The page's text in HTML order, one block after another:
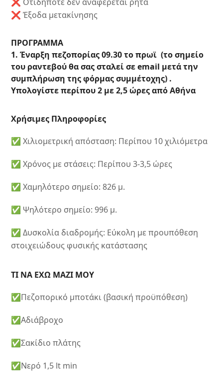
❌ Έξοδα μετακίνησης
ΠΡΟΓΡΑΜΜΑ
1. Έναρξη πεζοπορίας 09.30 το πρωϊ (το σημείο
του ραντεβού θα σας σταλεί σε email μετά την
συμπλήρωση της φόρμας συμμέτοχης) .
Υπολογίστε περίπου 2 με 2,5 ώρες από Αθήνα
Χρήσιμες Πληροφορίες
✅ Χιλιομετρική απόσταση: Περίπου 10 χιλιόμετρα
✅ Χρόνος με στάσεις: Περίπου 3-3,5 ώρες
✅ Χαμηλότερο σημείο: 826 μ.
✅ Ψηλότερο σημείο: 996 μ.
✅ Δυσκολία διαδρομής: Εύκολη με προυπόθεση
στοιχειώδους φυσικής κατάστασης
ΤΙ ΝΑ ΕΧΩ ΜΑΖΙ ΜΟΥ
✅Πεζοπορικό μποτάκι (βασική προϋπόθεση)
✅Αδιάβροχο
✅Σακίδιο πλάτης
✅Νερό 1,5 lt min